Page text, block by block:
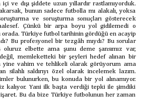
içi ve dışı şiddete uzun yıllardır rastlamıyorduk.
bunun sadece futbolla mı alakalı, yoksa
ve soruşturma sonuçları gösterecek
Çünkü bir arpa boyu yol gidilemedi o
orada. Türkiye futbol tarihinin gördüğü en acayip
Bu profesyonel bir tezgâh mıydı? Bu sorular
oluruz elbette ama şunu deme şansımız var,
değil, memleketteki bir şeyleri hedef alınan bir
da yine vahim ve tehlikeli olarak görüyorum ama
silahlı saldırıyı özel olarak incelemek lazım.
bulunurken, bu konuda bir yol alınamıyor.
kalıyor. Yani ilk başta verdiği tepki ile şimdiki
Bu da bize Türkiye futbolunun her zaman